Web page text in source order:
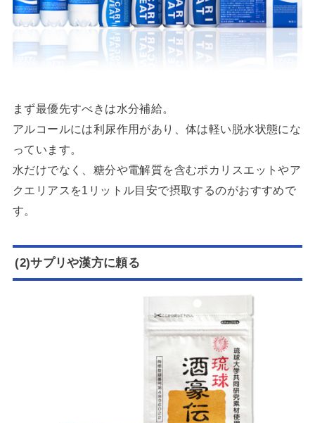
まず最優先すべきは水分補給。
アルコールには利尿作用があり、体は軽い脱水状態にな
っています。
水だけでなく、糖分や電解質を含むポカリスエットやア
クエリアスを1リットル目安で摂取するのがおすすめで
す。
(2)サプリや漢方に頼る